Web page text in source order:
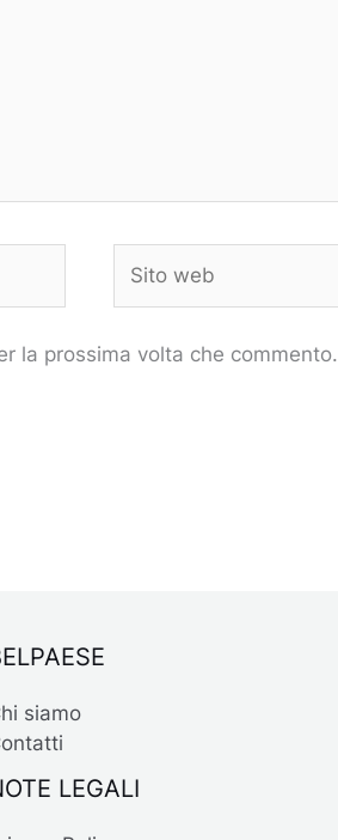
web
la prossima volta che commento.
siamo
LEGALI